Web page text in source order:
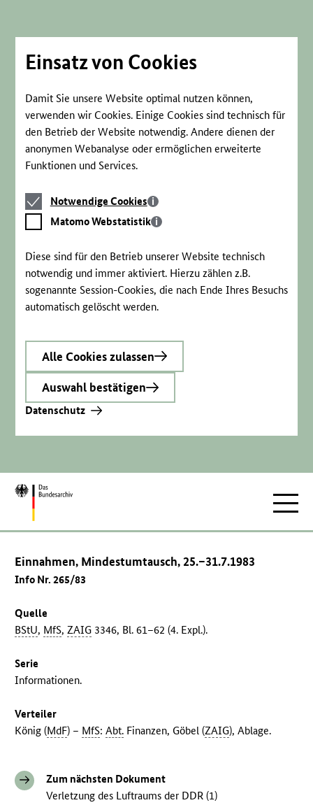
Einsatz von Cookies
Damit Sie unsere Website optimal nutzen können,
verwenden wir Cookies. Einige Cookies sind technisch für
den Betrieb der Website notwendig. Andere dienen der
anonymen Webanalyse oder ermöglichen erweiterte
Funktionen und Services.
Notwendige
Cookies
Notwendige Cookies
Matomo
Webstatistik
Matomo Webstatistik
Diese sind für den Betrieb unserer Website technisch
notwendig und immer aktiviert. Hierzu zählen z.B.
sogenannte Session-Cookies, die nach Ende Ihres Besuchs
automatisch gelöscht werden.
Alle Cookies zulassen
Auswahl bestätigen
Datenschutz
Zur
Einnahmen, Mindestumtausch, 25.–31.7.1983
Info Nr. 265/83
Quelle
BStU, MfS,ZAIG 3346, Bl. 61–62 (4. Expl.).
Serie
Informationen.
Verteiler
König (MdF) – MfS:Abt. Finanzen, Göbel (ZAIG), Ablage.
Zum nächsten Dokument
Verletzung des Luftraums der DDR (1)